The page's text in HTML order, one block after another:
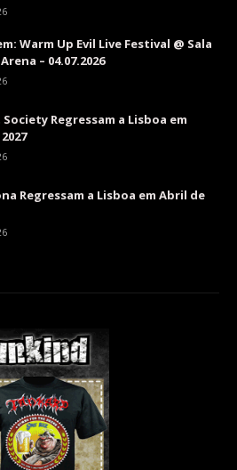
Warm Up Evil Live Festival @ Sala
– 04.07.2026
Regressam a Lisboa em
Regressam a Lisboa em Abril de